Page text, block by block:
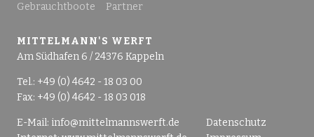
Gebrauchtboote
Partner
MITTELMANN'S WERFT
Am Südhafen 6 / 24376 Kappeln
Tel.: +49 (0) 4642 - 18 03 00
Fax: +49 (0) 4642 - 18 03 018
E-Mail: info@mittelmannswerft.de
Datenschutz